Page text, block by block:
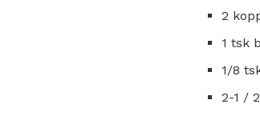
2
1 tsk
1/8
2-1 /